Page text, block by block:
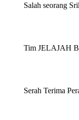
Salah seorang
Tim JELAJAH
Serah Terima